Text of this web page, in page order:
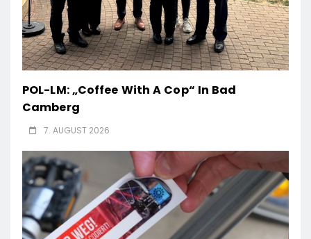
POL-LM: „Coffee With A Cop“ In Bad
Camberg
7. AUGUST 2026